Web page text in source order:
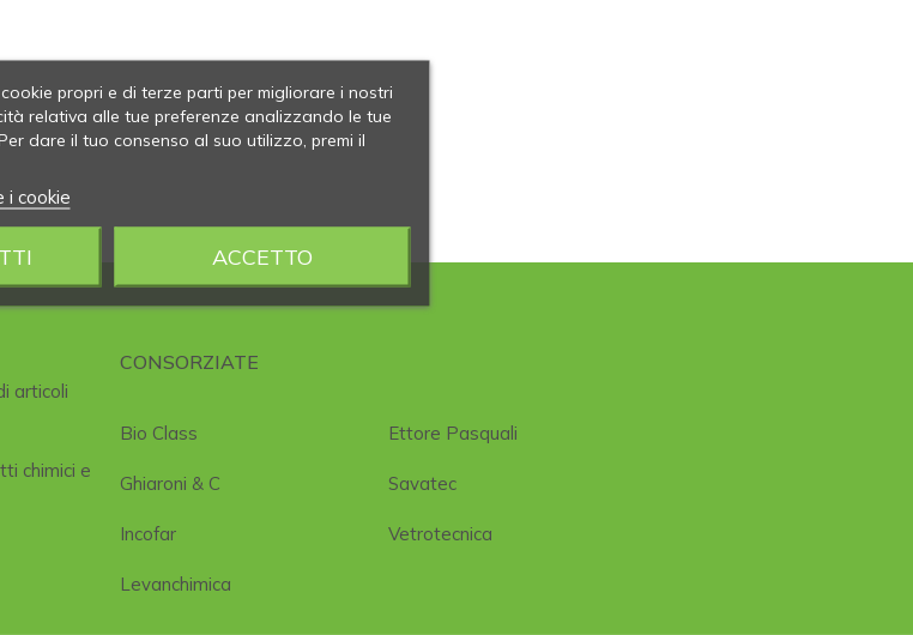
articoli
chimici e
CONSORZIATE
Bio Class
Ghiaroni & C
Incofar
Levanchimica
Ettore Pasquali
Savatec
Vetrotecnica
propri e di terze parti per migliorare i nostri
relativa alle tue preferenze analizzando le tue
dare il tuo consenso al suo utilizzo, premi il
i cookie
ACCETTO